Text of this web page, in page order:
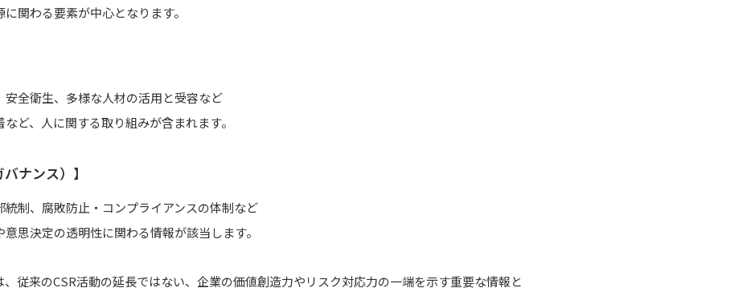
関わる要素が中心となります。
安全衛生、多様な人材の活用と受容など
ど、人に関する取り組みが含まれます。
ナンス）】
制、腐敗防止・コンプライアンスの体制など
思決定の透明性に関わる情報が該当します。
、従来のCSR活動の延長ではない、企業の価値創造力やリスク対応力の一端を示す重要な情報と